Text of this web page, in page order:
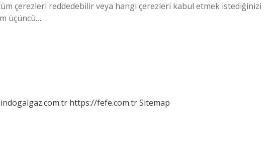
çerezleri reddedebilir veya hangi çerezleri kabul etmek istediğinizi
üçüncü…
https://fefe.com.trSitemap